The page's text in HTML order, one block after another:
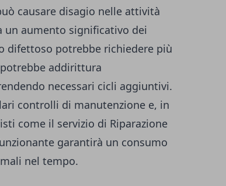
causare disagio nelle attività
un aumento significativo dei
difettoso potrebbe richiedere più
addirittura
necessari cicli aggiuntivi.
controlli di manutenzione e, in
come il servizio di Riparazione
garantirà un consumo
nel tempo.